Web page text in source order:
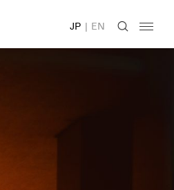
JP | EN